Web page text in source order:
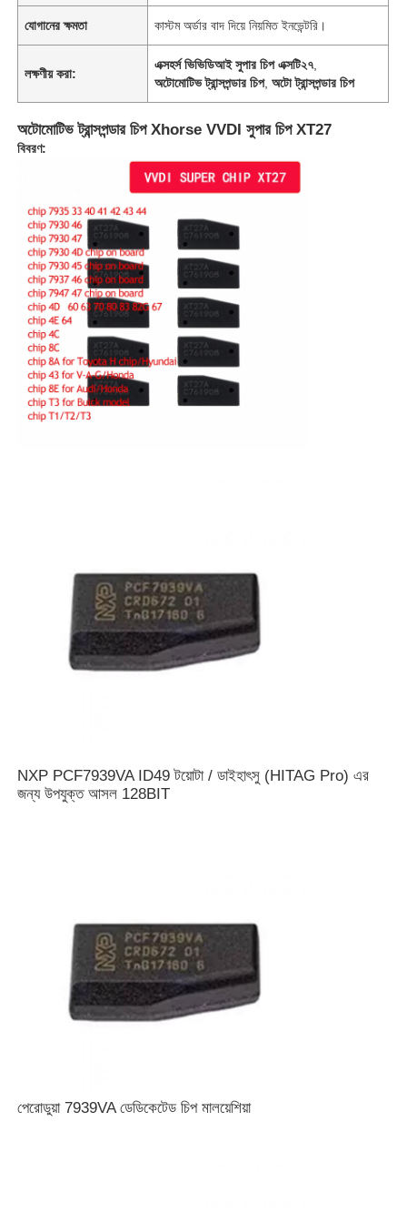
বাড়ি
যোগানের ক্ষমতা কাস্টম অর্ডার বাদ দিয়ে নিয়মিত ইনভেন্টরি।
লক্ষণীয় করা:
এক্সহর্স ভিভিডিআই সুপার চিপ এক্সটি২৭
অটোমোটিভ ট্রান্সপন্ডার চিপ,অটো ট্রান্সপন্ডার চিপ
অটোমোটিভ ট্রান্সপন্ডার চিপ Xhorse VVDI সুপার চিপ XT27
বিবরণ:
NXP PCF7939VA ID49 টয়োটা / ডাইহাৎসু (HITAG Pro) এর
জন্য উপযুক্ত আসল 128BIT
পেরোডুয়া 7939VA ডেডিকেটেড চিপ মালয়েশিয়া